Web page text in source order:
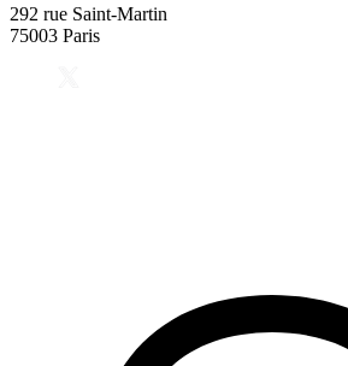
292 rue Saint-Martin
75003 Paris